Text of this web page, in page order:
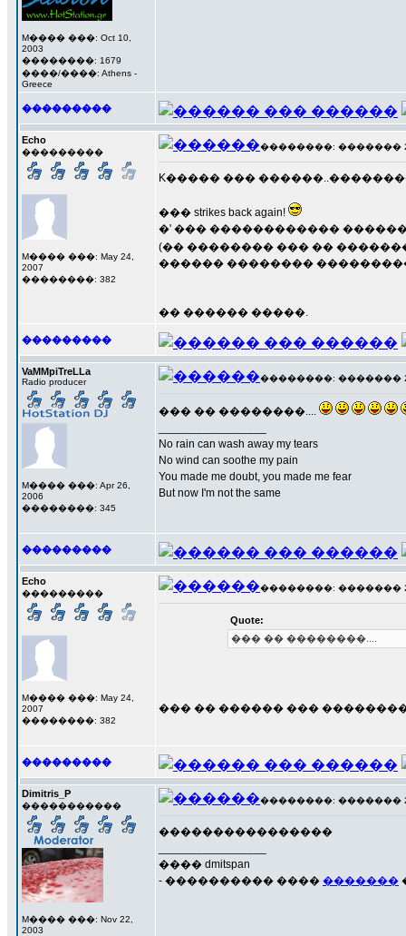
M���� ���: Oct 10,
2003
��������: 1679
����/����: Athens -
Greece
���������
Echo
���������
M���� ���: May 24,
2007
��������: 382
��������: ������� 23
K����� ���
��� strikes back again!
�' ��� ������������
(�� �������� ��� ��
������ ��������
�� ������ �����.
���������
VaMMpiTreLLa
Radio producer
M���� ���: Apr 26,
2006
��������: 345
��������: ������� 23
��� �� ��������....
No rain can wash away my tears
No wind can soothe my pain
You made me doubt, you made me fear
But now I'm not the same
���������
Echo
���������
M���� ���: May 24,
2007
��������: 382
��������: ������� 23
Quote:
��� �� ��������....
��� �� ������ ��� ��������
���������
Dimitris_P
�����������
M���� ���: Nov 22,
2003
��������: ������� 23
����������������
���� dmitspan
- ���������� ���� �������